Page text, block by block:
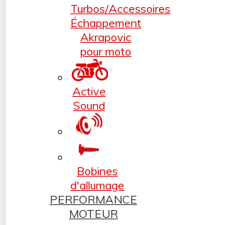
Turbos/Accessoires
Échappement
Akrapovic
pour moto
Active
Sound
Bobines
d'allumage
PERFORMANCE
MOTEUR